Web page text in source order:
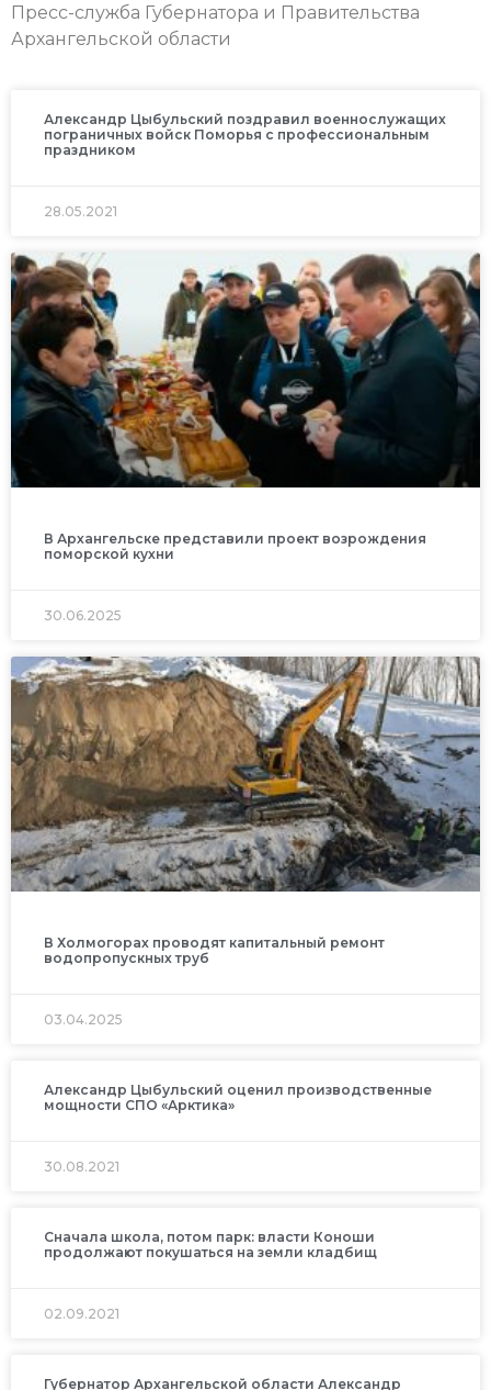
Пресс-служба Губернатора и Правительства
Архангельской области
Александр Цыбульский поздравил военнослужащих
пограничных войск Поморья с профессиональным
праздником
28.05.2021
В Архангельске представили проект возрождения
поморской кухни
30.06.2025
В Холмогорах проводят капитальный ремонт
водопропускных труб
03.04.2025
Александр Цыбульский оценил производственные
мощности СПО «Арктика»
30.08.2021
Сначала школа, потом парк: власти Коноши
продолжают покушаться на земли кладбищ
02.09.2021
Губернатор Архангельской области Александр